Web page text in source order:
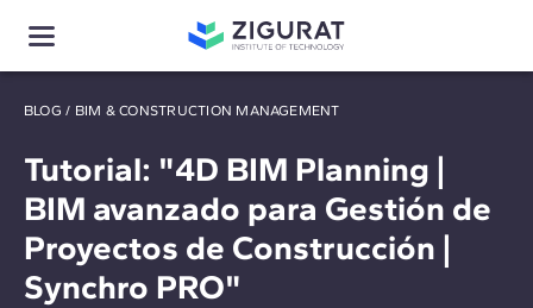
BLOG / BIM & CONSTRUCTION MANAGEMENT
Tutorial: "4D BIM Planning |
BIM avanzado para Gestión de
Proyectos de Construcción |
Synchro PRO"